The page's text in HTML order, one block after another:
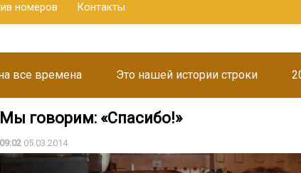
номеров Контакты
все времена Это нашей истории строки
Мы говорим: «Спасибо!»
09:02 05.03.2014